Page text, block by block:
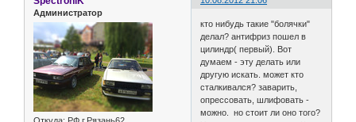
Администратор
кто нибудь такие "болячки"
делал? антифриз пошел в
цилиндр( первый). Вот
думаем - эту делать или
другую искать. может кто
сталкивался? заварить,
опрессовать, шлифовать -
можно. но стоит ли оно того?